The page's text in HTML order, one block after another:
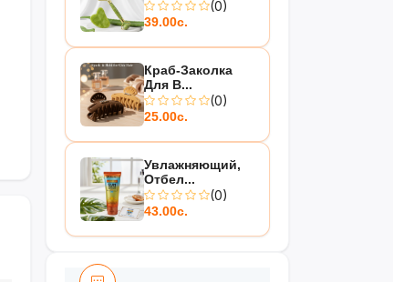
(0)
39.00с.
Краб-Заколка
Для В...
(0)
25.00с.
Увлажняющий,
Отбел...
(0)
43.00с.